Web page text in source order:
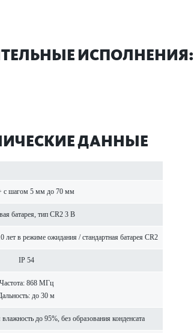
ИСПОЛНЕНИЯ:
ДАННЫЕ
с шагом 5 мм до 70 мм
бат­арея, тип CR2 3 В
лет в режиме ожидания / стандартная бат­арея CR2
IP 54
Частота: 868 МГц
до 30 м
до 95%, без обра­зования конденсата